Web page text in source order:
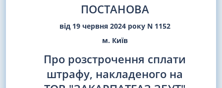
ПОСТАНОВА
від 19 червня 2024 року N 1152
м. Київ
Про розстрочення сплати
штрафу, накладеного на